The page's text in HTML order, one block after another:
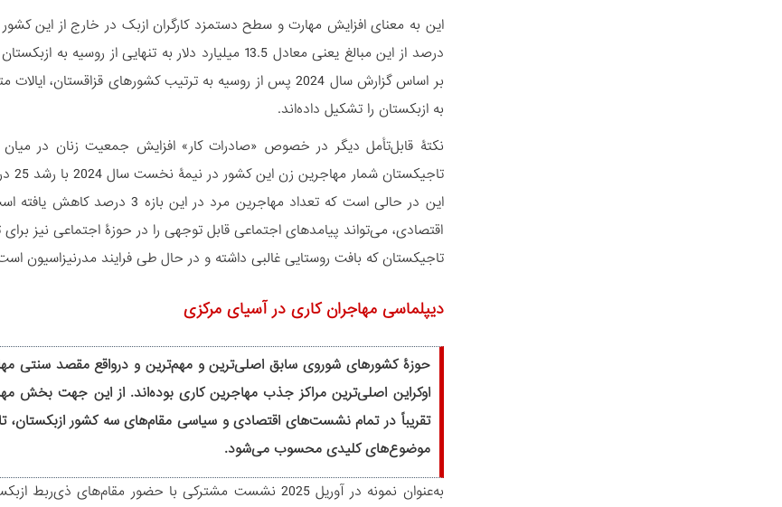
درصد از این مبالغ یعنی معادل 13.5 میلیارد دلار به
بر اساس گزارش سال 2024 پس از روسیه به ترتیب کشورهای
به ازبکستان را تشکیل داده‌اند.
نکتۀ قابل‌تأمل دیگر در خصوص «صادرات کار» افزایش جمعیت زنان در
این در حالی است که تعداد
اقتصادی، می‌تواند پیامدهای اجتماعی قابل توجهی را در حوزۀ اجتماعی نیز
تاجیکستان که بافت روستایی غالبی داشته و در حال طی فرایند مدرنیزاسیون
دیپلماسی مهاجران کاری در آسیای مرکزی
حوزۀ کشورهای شوروی سابق اصلی‌ترین و مهم‌ترین و درواقع مقصد سنتی
اوکراین اصلی‌ترین مراکز جذب مهاجرین کاری بوده‌اند. از این جهت بخش
تقریباً در تمام نشست‌های اقتصادی و سیاسی مقام‌های سه کشور ازبکستان،
موضوع‌های کلیدی محسوب می‌شود.
به‌عنوان نمونه در آوریل 2025 نشست مشترکی با حضور